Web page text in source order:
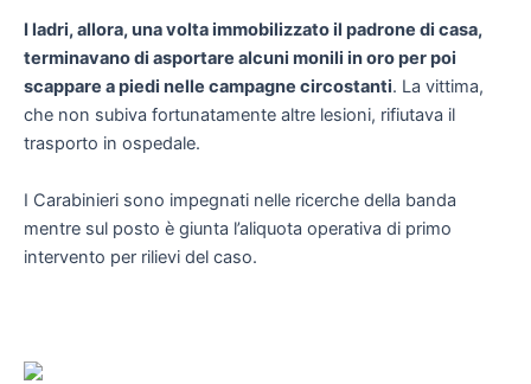
I ladri, allora, una volta immobilizzato il padrone di casa,
terminavano di asportare alcuni monili in oro per poi
scappare a piedi nelle campagne circostanti. La vittima,
che non subiva fortunatamente altre lesioni, rifiutava il
trasporto in ospedale.
I Carabinieri sono impegnati nelle ricerche della banda
mentre sul posto è giunta l’aliquota operativa di primo
intervento per rilievi del caso.